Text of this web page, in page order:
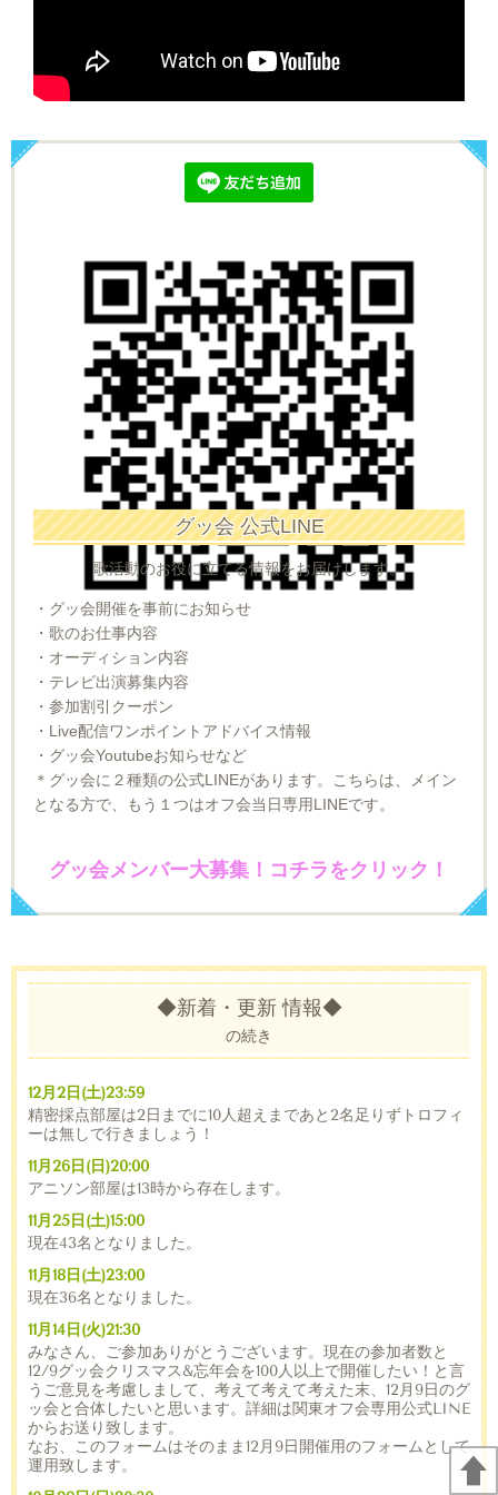
グッ会 公式LINE
歌活動のお役に立てる情報をお届けします。
・グッ会開催を事前にお知らせ
・歌のお仕事内容
・オーディション内容
・テレビ出演募集内容
・参加割引クーポン
・Live配信ワンポイントアドバイス情報
・グッ会Youtubeお知らせなど
＊グッ会に２種類の公式LINEがあります。こちらは、メイン
となる方で、もう１つはオフ会当日専用LINEです。
グッ会メンバー大募集！コチラをクリック！
◆新着・更新 情報◆
の続き
12月2日(土)23:59
精密採点部屋は2日までに10人超えまであと2名足りずトロフィ
ーは無しで行きましょう！
11月26日(日)20:00
アニソン部屋は13時から存在します。
11月25日(土)15:00
現在43名となりました。
11月18日(土)23:00
現在36名となりました。
11月14日(火)21:30
みなさん、ご参加ありがとうございます。現在の参加者数と
12/9グッ会クリスマス&忘年会を100人以上で開催したい！と言
うご意見を考慮しまして、考えて考えて考えた末、12月9日のグ
ッ会と合体したいと思います。詳細は関東オフ会専用公式LINE
からお送り致します。
なお、このフォームはそのまま12月9日開催用のフォームとして
運用致します。